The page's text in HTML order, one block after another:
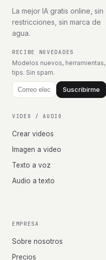
La mejor IA gratis online, sin
restricciones, sin marca de
agua.
RECIBE NOVEDADES
Modelos nuevos, herramientas,
tips. Sin spam.
Suscribirme
VIDEO / AUDIO
Crear videos
Imagen a video
Texto a voz
Audio a texto
EMPRESA
Sobre nosotros
Precios